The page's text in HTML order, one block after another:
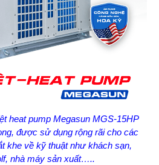
heat pump Megasun MGS-15HP
được sử dụng rộng rãi cho các
khe về kỹ thuật như khách sạn,
nhà máy sản xuất…..